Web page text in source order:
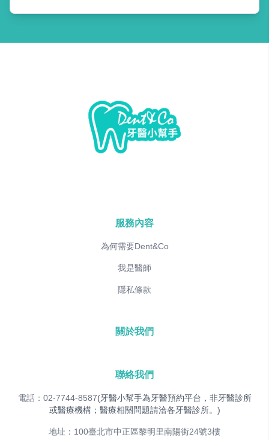
服務內容
為何需要Dent&Co
我是醫師
隱私條款
關於我們
聯絡我們
電話：02-7744-8587(牙醫小幫手為牙醫預約平台，非牙醫診所
或醫療機構；醫療相關問題請洽各牙醫診所。)
地址：100臺北市中正區黎明里南陽街24號3樓